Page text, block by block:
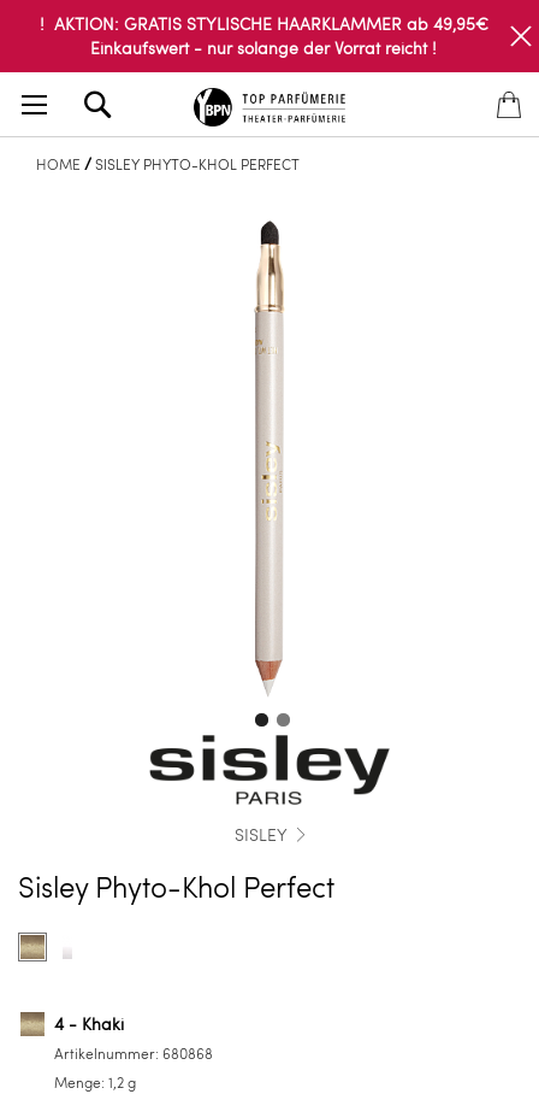
! AKTION: GRATIS STYLISCHE HAARKLAMMER ab 49,95€
Einkaufswert - nur solange der Vorrat reicht !
HOME SISLEY PHYTO-KHOL PERFECT
SISLEY
Sisley Phyto-Khol Perfect
Farbe
auswählen
Product
options
4
-
Khaki
7
Snow
4 - Khaki
Artikelnummer: 680868
Menge: 1,2 g